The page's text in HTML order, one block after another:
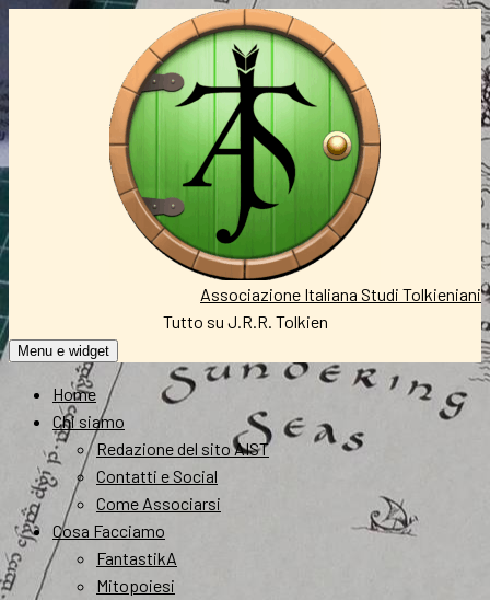
Associazione Italiana Studi Tolkieniani
Tutto su J.R.R. Tolkien
Menu e widget
Home
Chi siamo
Redazione del sito AIST
Contatti e Social
Come Associarsi
Cosa Facciamo
FantastikA
Mitopoiesi